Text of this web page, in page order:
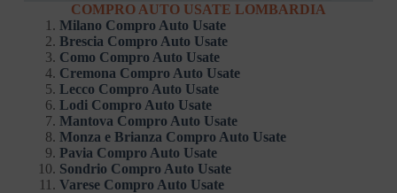
COMPRO AUTO USATE LOMBARDIA
Milano Compro Auto Usate
Brescia Compro Auto Usate
Como Compro Auto Usate
Cremona Compro Auto Usate
Lecco Compro Auto Usate
Lodi Compro Auto Usate
Mantova Compro Auto Usate
Monza e Brianza Compro Auto Usate
Pavia Compro Auto Usate
Sondrio Compro Auto Usate
Varese Compro Auto Usate